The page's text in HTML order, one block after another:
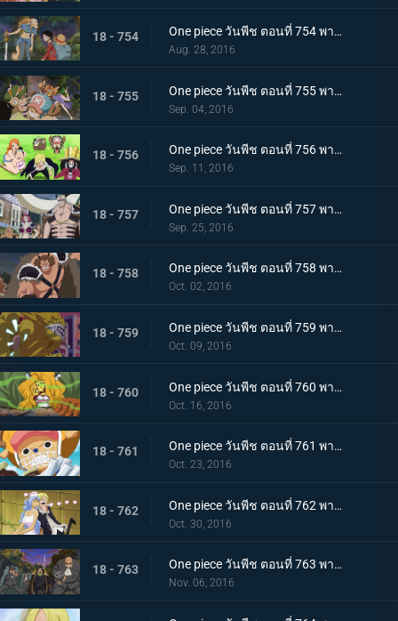
18 - 754 One piece วันพีช ตอนที่ 754 พากย์ไทย เปิดฉากการต่อสู้! ลูฟี่ ปะทะ เผ่ามิงค์!
Aug. 28, 2016
18 - 755 One piece วันพีช ตอนที่ 755 พากย์ไทย การ์ชู! กลุ่มหมวกฟางกลับมารวมตัวกันอีกครั้ง!
Sep. 04, 2016
18 - 756 One piece วันพีช ตอนที่ 756 พากย์ไทย เปิดเกมโต้กลับ! วีรกรรมครั้งใหญ่ของกลุ่มฟางม้วน!
Sep. 11, 2016
18 - 757 One piece วันพีช ตอนที่ 757 พากย์ไทย การมาเยือนของภัยคุกคาม! กลุ่มโจรสลัดร้อยอสูรแจ๊ค!
Sep. 25, 2016
18 - 758 One piece วันพีช ตอนที่ 758 พากย์ไทย ราชาแห่งทิวา ดยุคอินุอาราชิปรากฏตัว!
Oct. 02, 2016
18 - 759 One piece วันพีช ตอนที่ 759 พากย์ไทย ราชาแห่งกลางคืน! นายท่านเนโกะมะมุชิปรากฏตัว!
Oct. 09, 2016
18 - 760 One piece วันพีช ตอนที่ 760 พากย์ไทย เมืองหลวงพินาศ กลุ่มฟางม้วนขึ้นเกาะ!
Oct. 16, 2016
18 - 761 One piece วันพีช ตอนที่ 761 พากย์ไทย เวลาเหลือน้อย! สายใยของเผ่ามิงค์กับกลุ่มหมวกฟาง!
Oct. 23, 2016
18 - 762 One piece วันพีช ตอนที่ 762 พากย์ไทย อันธพาลกลับบ้าน นักฆ่าของสี่จักรพรรดิบิ๊กมัม
Oct. 30, 2016
18 - 763 One piece วันพีช ตอนที่ 763 พากย์ไทย เบื้องหลังการหายตัวไป! ซันจิกับจดหมายเชิญที่น่าสะพรึง!
Nov. 06, 2016